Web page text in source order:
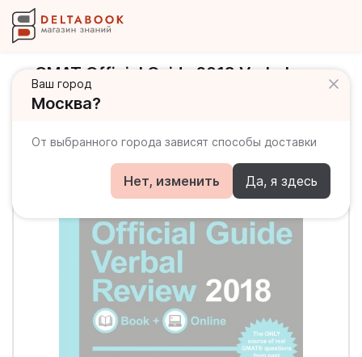
Ваш город
Москва?
От выбранного города зависят способы доставки
Нет, изменить Да, я здесь
GMAT Official Guide 2018 Verbal
Review + Online